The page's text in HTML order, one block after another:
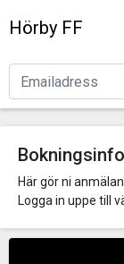
Hörby FF
Här gör ni
Logga in uppe till